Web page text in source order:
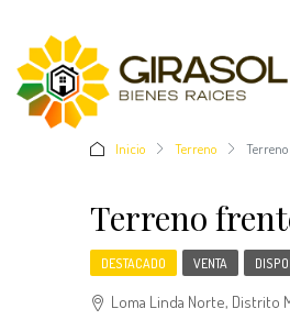
Inicio Terreno
Terreno
DESTACADO VENTA
Loma Linda Norte, Distrito